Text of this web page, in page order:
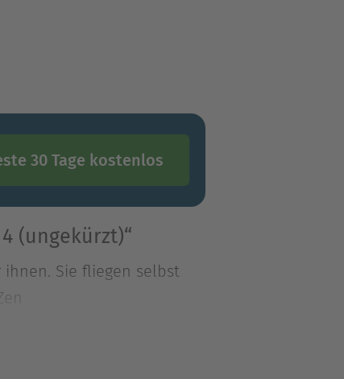
30 Tage kostenlos
(ungekürzt)“
Sie fliegen selbst
nicht verhindern.